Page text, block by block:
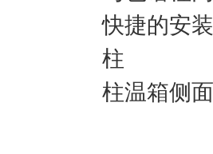
快捷的安
柱
柱温箱侧